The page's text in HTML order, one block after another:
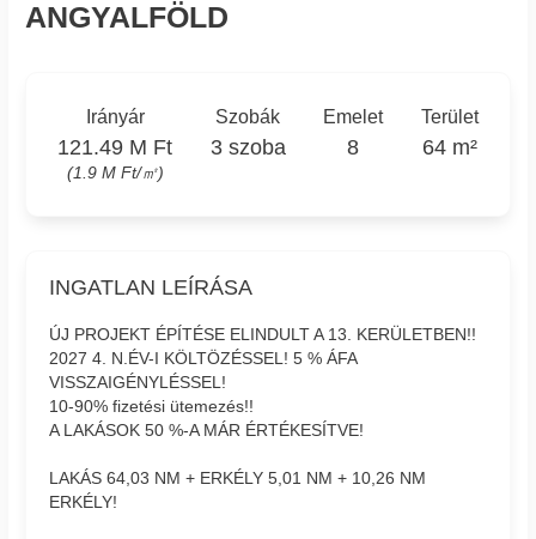
ANGYALFÖLD
Irányár
121.49 M Ft
(1.9 M Ft/㎡)
Szobák
3 szoba
Emelet
8
Terület
64 m²
INGATLAN LEÍRÁSA
ÚJ PROJEKT ÉPÍTÉSE ELINDULT A 13. KERÜLETBEN!!
2027 4. N.ÉV-I KÖLTÖZÉSSEL! 5 % ÁFA
VISSZAIGÉNYLÉSSEL!
10-90% fizetési ütemezés!!
A LAKÁSOK 50 %-A MÁR ÉRTÉKESÍTVE!
LAKÁS 64,03 NM + ERKÉLY 5,01 NM + 10,26 NM
ERKÉLY!